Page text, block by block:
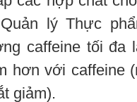
lý Thực
caffeine tối đa
hơn với caffeine
giảm).